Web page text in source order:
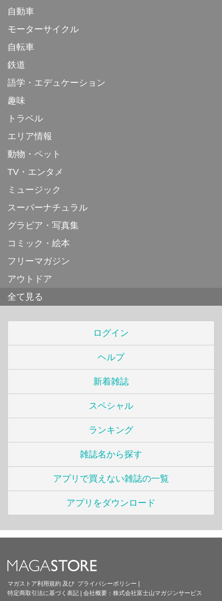
自動車
モーターサイクル
自転車
鉄道
語学・エデュケーション
趣味
トラベル
エリア情報
動物・ペット
TV・エンタメ
ミュージック
スーパーナチュラル
グラビア・写真集
コミック・絵本
フリーマガジン
アウトドア
全て見る
ログイン
ヘルプ
新着雑誌
スペシャル
ランキング
雑誌名から探す
アプリで買えない雑誌の一覧
アプリをダウンロード
マガストア利用規約 及び プライバシーポリシー |
特定商取引法に基づく表記 | 会社概要： 株式会社富士山マガジンサービス